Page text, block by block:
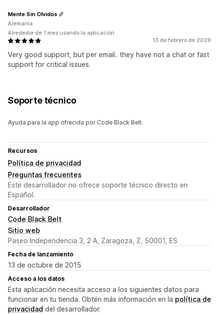
13 de febrero de 2026
Very good support, but per email.. they have not a chat or fast
support for critical issues.
Mente Sin Olvidos
Alemania
Alrededor de 1 mes usando la aplicación
Soporte técnico
Ayuda para la app ofrecida por Code Black Belt.
Recursos
Política de privacidad
Preguntas frecuentes
Este desarrollador no ofrece soporte técnico directo en
Español.
Desarrollador
Code Black Belt
Sitio web
Paseo Independencia 3, 2 A, Zaragoza, Z, 50001, ES
Fecha de lanzamiento
13 de octubre de 2015
Acceso a los datos
Esta aplicación necesita acceso a los siguientes datos para
funcionar en tu tienda. Obtén más información en la política de
privacidad del desarrollador.